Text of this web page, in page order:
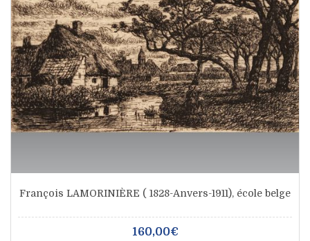
François LAMORINIÈRE ( 1828-Anvers-1911), école belge
160,00€